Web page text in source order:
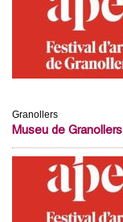
Granollers
Museu de Granollers